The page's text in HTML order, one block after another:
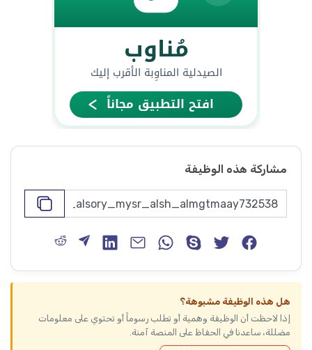
مشاركة هذه الوظيفة
هل هذه الوظيفة مشبوهة؟
إذا لاحظت أن الوظيفة وهمية أو تطلب رسوماً أو تحتوي على معلومات
مضللة، ساعدنا في الحفاظ على المنصة آمنة.